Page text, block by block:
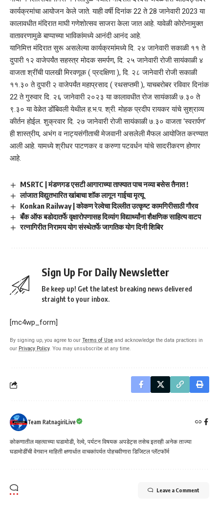
कार्यक्रमांचा आयोजन केले जाते. याही वर्षी दिनांक 22 ते 28 जानेवारी 2023 या
कालावधीत मंदिरात माघी गणेशोत्सव साजरा केला जात आहे. यावेळी कोरोनामुक्त
वातावरणामुळे बाप्पाच्या भाविकांमध्ये आनंदी आनंद आहे.
यानिमित्त मंदिरात सुरू असलेल्या कार्यक्रमांमध्ये दि. २४ जानेवारी सकाळी ११ ते
दुपारी १२ वाजेपर्यंत सहस्त्र मोदक समर्पण, दि. २५ जानेवारी रोजी सायंकाळी ४
वाजता श्रींची पालखी मिरवणूक ( प्रदक्षिणा ), दि. २८ जानेवारी रोजी सकाळी
११.३० ते दुपारी २ वाजेपर्यंत महाप्रसाद ( रथसप्तमी ), याचबरोबर रविवार दिनांक
22 ते गुरुवार दि. २६ जानेवारी २०२३ या कालावधीत रोज सायंकाळी ७.३० ते
९.३० या वेळेत डोंबिवली येथील ह.भ.प. श्री. मोहक प्रदीप रायकर यांचे सुश्राव्य
कीर्तन होईल. शुक्रवार दि. २७ जानेवारी रोजी सायंकाळी ७.३० वाजता ‘स्वरार्पण’
ही शास्त्रीय, अभंग व नाट्यसंगीताची मेजवानी असलेली मैफल आयोजित करण्यात
आली आहे. यामध्ये श्रीधर पाटणकर व करुणा पटवर्धन यांचे सादरीकरण होणार
आहे.
MSRTC | मंडणगड एसटी आगाराच्या ताफ्यात पाच नव्या बसेस तैनात !
लांजात विद्युतभारित खांबाचा शॉक लागून गाईचा मृत्यू
Konkan Railway | कोकण रेल्वेचा दिल्लीत उत्कृष्ट कामगिरीसाठी गौरव
बँक ऑफ बडोदातर्फे वृक्षारोपणासह दिव्यांग विद्यार्थ्यांना शैक्षणिक साहित्य वाटप
रत्नागिरीत निरामय योग संस्थेतर्फे जागतिक योग दिनी शिबिर
Sign Up For Daily Newsletter
Be keep up! Get the latest breaking news delivered
straight to your inbox.
[mc4wp_form]
By signing up, you agree to our Terms of Use and acknowledge the data practices in
our Privacy Policy. You may unsubscribe at any time.
Team RatnagiriLive
कोकणातील महत्वाच्या घडामोडी, रेल्वे, पर्यटन विषयक अपडेट्स तसेच इतरही अनेक ताज्या
घडामोडींची वेगवान माहिती क्षणार्धात वाचकांपर्यत पोहचवीणारा डिजिटल प्लॅटफॉर्म
Leave a Comment